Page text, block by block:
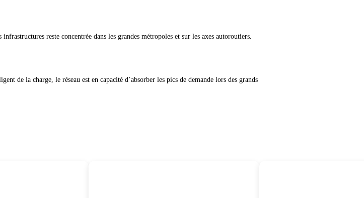
reste concentrée dans les grandes métropoles et sur les axes autoroutiers.
de la charge, le réseau est en capacité d’absorber les pics de demande lors des grands